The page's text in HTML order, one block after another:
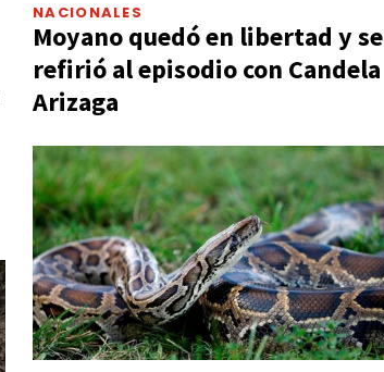
NACIONALES
Moyano quedó en libertad y se
refirió al episodio con Candela
Arizaga